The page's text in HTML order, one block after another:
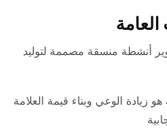
العامة
أنشطة منسقة مصممة لتوليد
زيادة الوعي وبناء قيمة العلامة